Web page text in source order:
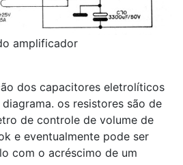
amplificador
dos capacitores eletrolíticos
os resistores são de
de controle de volume de
e eventualmente pode ser
com o acréscimo de um